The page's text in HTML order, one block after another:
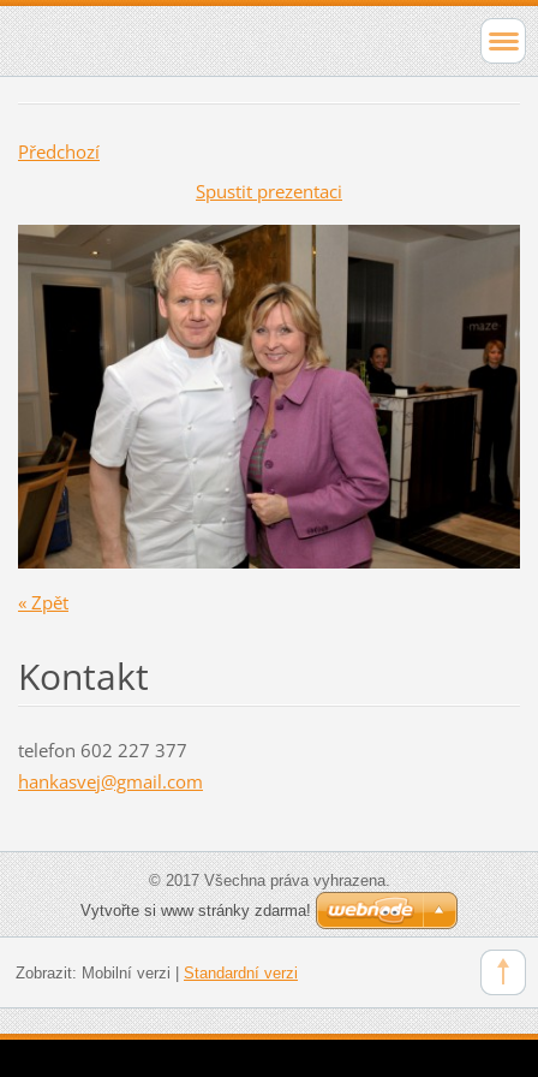
Předchozí
Spustit prezentaci
« Zpět
Kontakt
telefon 602 227 377
hankasvej@gmail.com
© 2017 Všechna práva vyhrazena.
Vytvořte si www stránky zdarma!
Zobrazit: Mobilní verzi Standardní verzi